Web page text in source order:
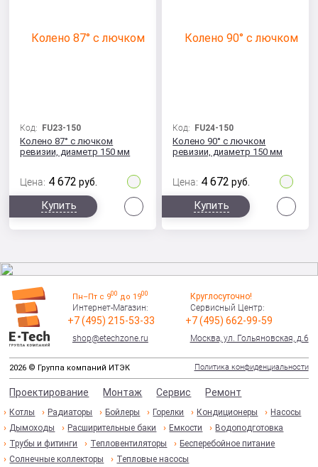
Код: FU23-150
Колено 87° с лючком
ревизии, диаметр 150 мм
Цена: 4 672 руб.
Купить
Код: FU24-150
Колено 90° с лючком
ревизии, диаметр 150 мм
Цена: 4 672 руб.
Купить
Пн–Пт с 900 до 1900
Интернет-Магазин:
+7 (495) 215-53-33
shop@etechzone.ru
Круглосуточно!
Сервисный Центр:
+7 (495) 662-99-59
Москва, ул. Гольяновская, д.6
2026 © Группа компаний ИТЭК Политика конфиденциальности
Проектирование Монтаж Сервис Ремонт
Котлы Радиаторы Бойлеры Горелки Кондиционеры
Насосы
Дымоходы
Расширительные баки Емкости
Водоподготовка
Трубы и фитинги
Тепловентиляторы
Бесперебойное питание
Солнечные коллекторы
Тепловые насосы